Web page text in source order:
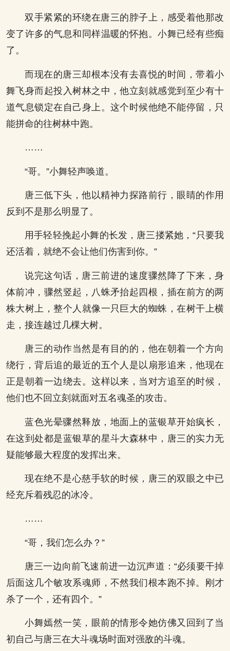
双手紧紧的环绕在唐三的脖子上，感受着他那改
变了许多的气息和同样温暖的怀抱。小舞已经有些痴
了。
而现在的唐三却根本没有去喜悦的时间，带着小
舞飞身而起投入树林之中，他立刻就感觉到至少有十
道气息锁定在自己身上。这个时候他绝不能停留，只
能拼命的往树林中跑。
……
“哥。”小舞轻声唤道。
唐三低下头，他以精神力探路前行，眼睛的作用
反到不是那么明显了。
用手轻轻挽起小舞的长发，唐三搂紧她，“只要我
还活着，就绝不会让他们伤害到你。”
说完这句话，唐三前进的速度骤然降了下来，身
体前冲，骤然竖起，八蛛矛抬起四根，插在前方的两
株大树上，整个人就像一只巨大的蜘蛛，在树干上横
走，接连越过几棵大树。
唐三的动作当然是有目的的，他在朝着一个方向
绕行，背后追的最近的五个人是以扇形追来，他现在
正是朝着一边绕去。这样以来，当对方追至的时候，
他们也不回立刻就面对五名魂圣的攻击。
蓝色光晕骤然释放，地面上的蓝银草开始疯长，
在这到处都是蓝银草的星斗大森林中，唐三的实力无
疑能够最大程度的发挥出来。
现在绝不是心慈手软的时候，唐三的双眼之中已
经充斥着残忍的冰冷。
……
“哥，我们怎么办？”
唐三一边向前飞速前进一边沉声道：“必须要干掉
后面这几个敏攻系魂师，不然我们根本跑不掉。刚才
杀了一个，还有四个。”
小舞嫣然一笑，眼前的情形令她仿佛又回到了当
初自己与唐三在大斗魂场时面对强敌的斗魂。